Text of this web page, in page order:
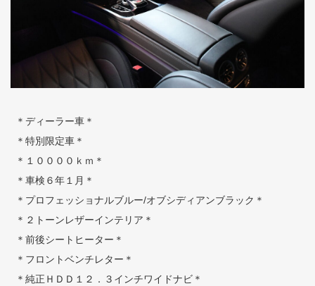
＊ディーラー車＊
＊特別限定車＊
＊１００００ｋｍ＊
＊車検６年１月＊
＊プロフェッショナルブルー/オブシディアンブラック＊
＊２トーンレザーインテリア＊
＊前後シートヒーター＊
＊フロントベンチレター＊
＊純正ＨＤＤ１２．３インチワイドナビ＊